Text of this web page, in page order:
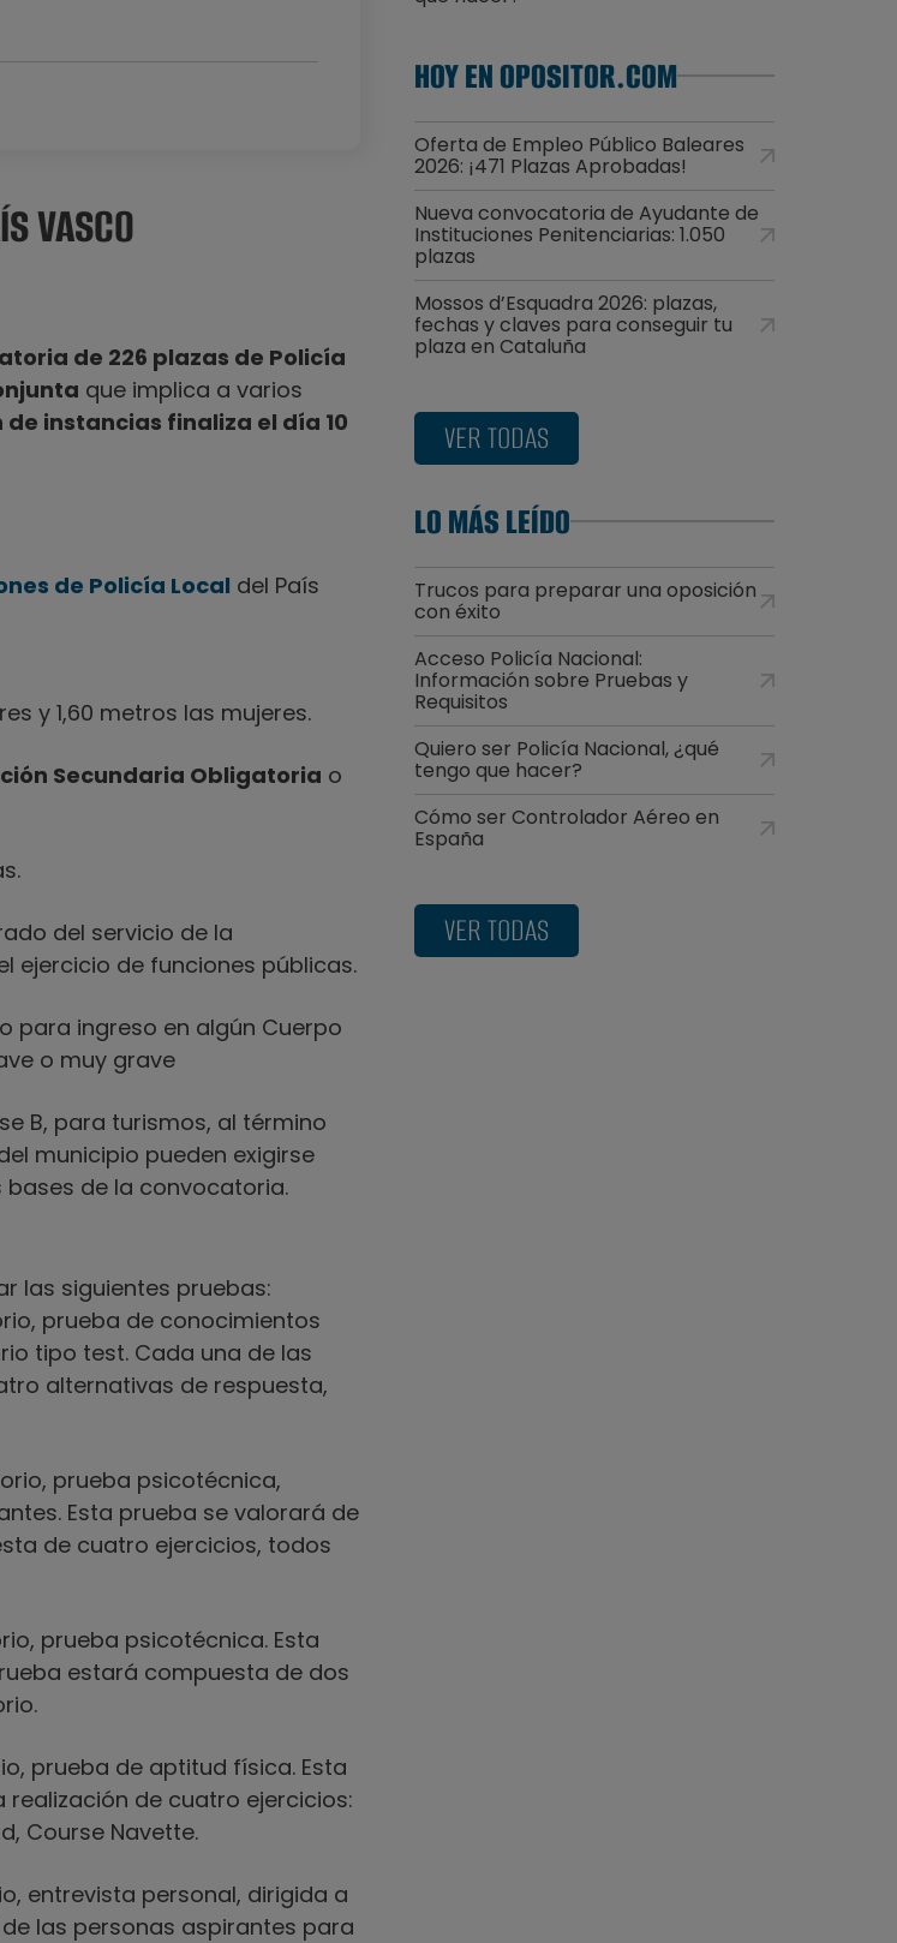
VASCO
de 226 plazas de Policía
que implica a varios
instancias finaliza el día 10
de Policía Local del País
y 1,60 metros las mujeres.
Secundaria Obligatoria o
del servicio de la
ejercicio de funciones públicas.
para ingreso en algún Cuerpo
o muy grave
B, para turismos, al término
municipio pueden exigirse
de la convocatoria.
las siguientes pruebas:
prueba de conocimientos
tipo test. Cada una de las
alternativas de res­puesta,
prueba psicotécnica,
Esta prueba se valorará de
de cuatro ejercicios, todos
prueba psicotécnica. Esta
estará compuesta de dos
prueba de aptitud física. Esta
realización de cuatro ejercicios:
Course Navette.
entrevista personal, dirigida a
las personas aspirantes para
HOY EN OPOSITOR.COM
Oferta de Empleo Público Baleares
2026: ¡471 Plazas Aprobadas!
Nueva convocatoria de Ayudante de
Instituciones Penitenciarias: 1.050
plazas
Mossos d’Esquadra 2026: plazas,
fechas y claves para conseguir tu
plaza en Cataluña
VER TODAS
LO MÁS LEÍDO
Trucos para preparar una oposición
con éxito
Acceso Policía Nacional:
Información sobre Pruebas y
Requisitos
Quiero ser Policía Nacional, ¿qué
tengo que hacer?
Cómo ser Controlador Aéreo en
España
VER TODAS